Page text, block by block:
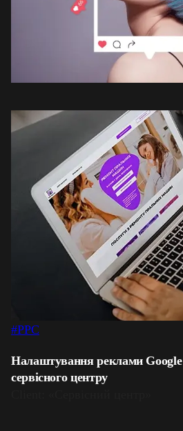
#PPC
Налаштування реклами Google
сервісного центру